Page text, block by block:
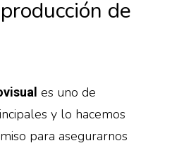
de
es uno de
y lo hacemos
para asegurarnos